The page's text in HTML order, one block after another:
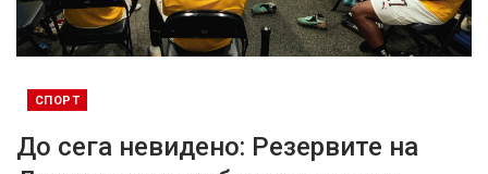
СПОРТ
До сега невидено: Резервите на